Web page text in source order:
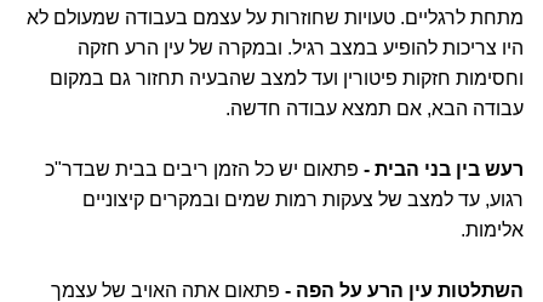
מתחת לרגליים. טעויות שחוזרות על עצמם בעבודה שמעולם לא
היו צריכות להופיע במצב רגיל. ובמקרה של עין הרע חזקה
וחסימות חזקות פיטורין ועד למצב שהבעיה תחזור גם במקום
עבודה הבא, אם תמצא עבודה חדשה.
רעש בין בני הבית - פתאום יש כל הזמן ריבים בבית שבדר"כ
רגוע, עד למצב של צעקות רמות שמים ובמקרים קיצוניים
אלימות.
השתלטות עין הרע על הפה -פתאום אתה האויב של עצמך